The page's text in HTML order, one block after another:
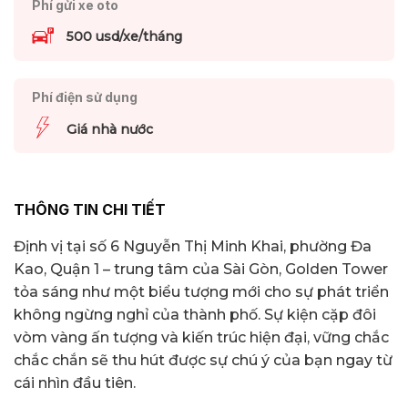
Phí gửi xe oto
500 usd/xe/tháng
Phí điện sử dụng
Giá nhà nước
THÔNG TIN CHI TIẾT
Định vị tại số 6 Nguyễn Thị Minh Khai, phường Đa
Kao, Quận 1 – trung tâm của Sài Gòn, Golden Tower
tỏa sáng như một biểu tượng mới cho sự phát triển
không ngừng nghỉ của thành phố. Sự kiện cặp đôi
vòm vàng ấn tượng và kiến trúc hiện đại, vững chắc
chắc chắn sẽ thu hút được sự chú ý của bạn ngay từ
cái nhìn đầu tiên.